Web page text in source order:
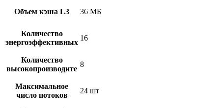
Объем кэша L3 36 МБ
Количество
энергоэффективных
16
Количество
высокопроизводите
8
Максимальное
число потоков
24 шт